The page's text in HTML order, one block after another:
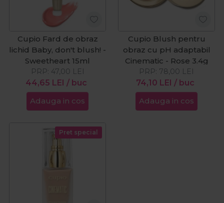
Cupio Fard de obraz
lichid Baby, don't blush! -
Sweetheart 15ml
44,65 LEI / buc
PRP: 47,00 LEI
Adauga in cos
Cupio Blush pentru
obraz cu pH adaptabil
Cinematic - Rose 3.4g
74,10 LEI / buc
PRP: 78,00 LEI
Adauga in cos
Pret special